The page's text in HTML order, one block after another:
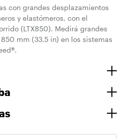
con grandes desplazamientos
y elastómeros, con el
(LTX850). Medirá grandes
mm (33,5 in) en los sistemas